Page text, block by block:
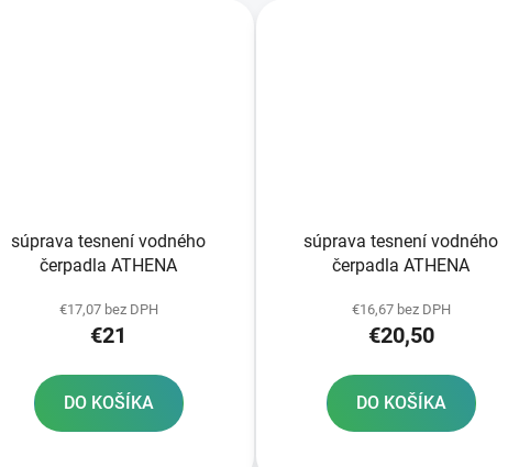
súprava tesnení vodného
čerpadla ATHENA
€17,07 bez DPH
€21
DO KOŠÍKA
súprava tesnení vodného
čerpadla ATHENA
€16,67 bez DPH
€20,50
DO KOŠÍKA